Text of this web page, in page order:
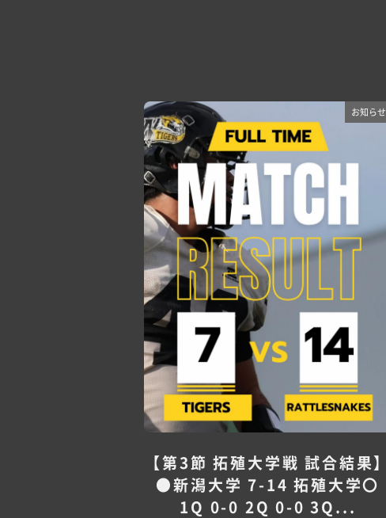
お知らせ
【第3節 拓殖大学戦 試合結果】
●新潟大学 7-14 拓殖大学〇
1Q 0-0 2Q 0-0 3Q...